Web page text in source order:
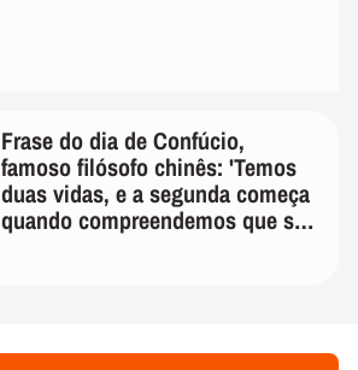
Frase do dia de Confúcio,
famoso filósofo chinês: 'Temos
duas vidas, e a segunda começa
quando compreendemos que só